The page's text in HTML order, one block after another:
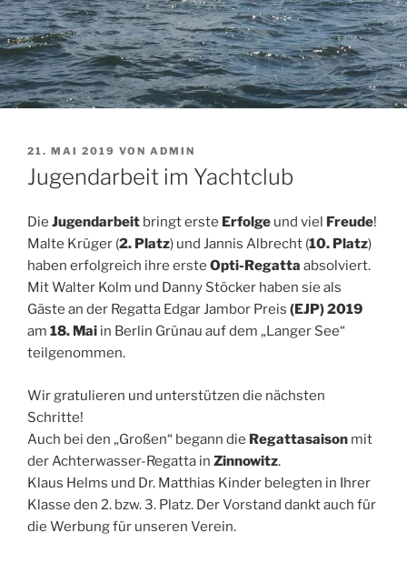
VERÖFFENTLICHT
AM
21. MAI 2019 VON ADMIN
Jugendarbeit im Yachtclub
Die Jugendarbeit bringt erste Erfolge und viel Freude!
Malte Krüger (2. Platz) und Jannis Albrecht (10. Platz)
haben erfolgreich ihre erste Opti-Regatta absolviert.
Mit Walter Kolm und Danny Stöcker haben sie als
Gäste an der Regatta Edgar Jambor Preis (EJP) 2019
am 18. Mai in Berlin Grünau auf dem „Langer See“
teilgenommen.
Wir gratulieren und unterstützen die nächsten
Schritte!
Auch bei den „Großen“ begann die Regattasaison mit
der Achterwasser-Regatta in Zinnowitz.
Klaus Helms und Dr. Matthias Kinder belegten in Ihrer
Klasse den 2. bzw. 3. Platz. Der Vorstand dankt auch für
die Werbung für unseren Verein.